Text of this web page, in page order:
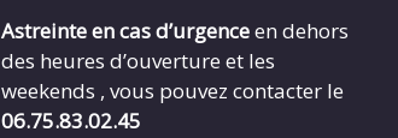
Astreinte en cas d’urgenceen dehors
des heures d’ouverture et les
weekends , vous pouvez contacter le
06.75.83.02.45